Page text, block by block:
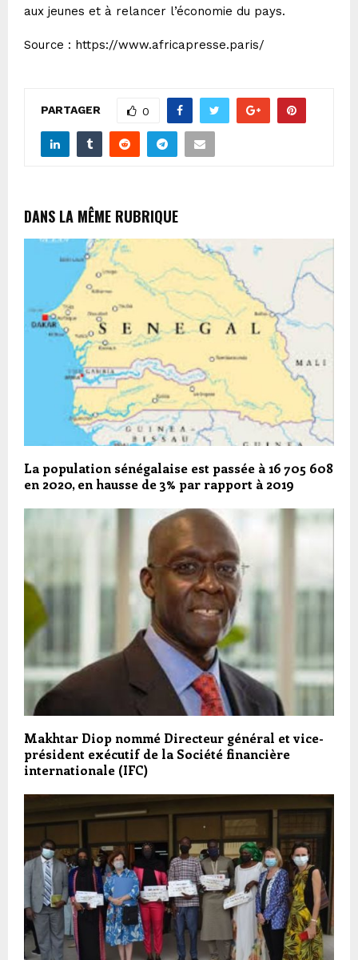
aux jeunes et à relancer l’économie du pays.
Source : https://www.africapresse.paris/
PARTAGER 0
DANS LA MÊME RUBRIQUE
La population sénégalaise est passée à 16 705 608
en 2020, en hausse de 3% par rapport à 2019
Makhtar Diop nommé Directeur général et vice-
président exécutif de la Société financière
internationale (IFC)